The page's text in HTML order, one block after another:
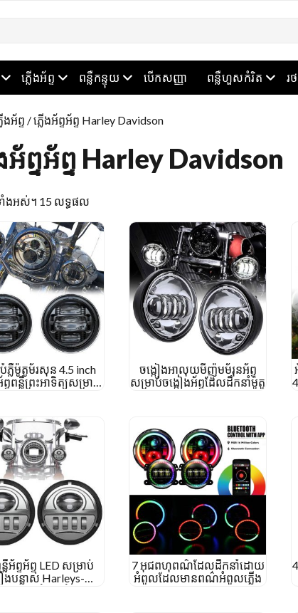
ម៉ឺនុយបើក
ភ្លើងអ័ព្ទ ម៉ឺនុយបើក
ពន្លឺកន្ទុយ ម៉ឺនុយបើក
បើកសញ្ញា ពន្លឺហួសកំរិត ម៉ឺនុយប
រ
ងអ័ព្ទ / ភ្លើងអ័ព្ទអ័ព្ទ Harley Davidson
ងអ័ព្ទអ័ព្ទ Harley Davidson
ាំងអស់។ 15 លទ្ធផល
ចុង
ក្រោយ
បំភ្លឺម៉ូតូម័រសុន 4.5 inch
ទពន្លឺព្រះអាទិត្យសម្រាប់
ចង្កៀងអាលុយមីញ៉ូមម័រុនអ័ព្ទ
សម្រាប់ចង្កៀងអ័ព្ទដែលដឹកនាំម៉ូតូ
លឺអ័ព្ទអ័ព្ទ LED សម្រាប់
ងបន្លាស់ Harleys-
7 អុជពហុពណ៌ដែលដឹកនាំដោយ
អំពូលដែលមានពណ៌អំពូលភ្លើង